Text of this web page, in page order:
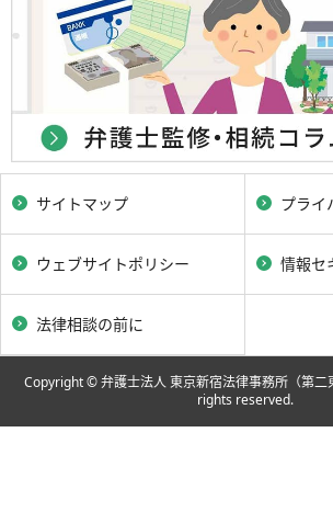
サイトマップ プライ
ウェブサイトポリシー 情報セ
法律相談の前に
Copyright © 弁護士法人 東京新宿法律事務所（第二
rights reserved.